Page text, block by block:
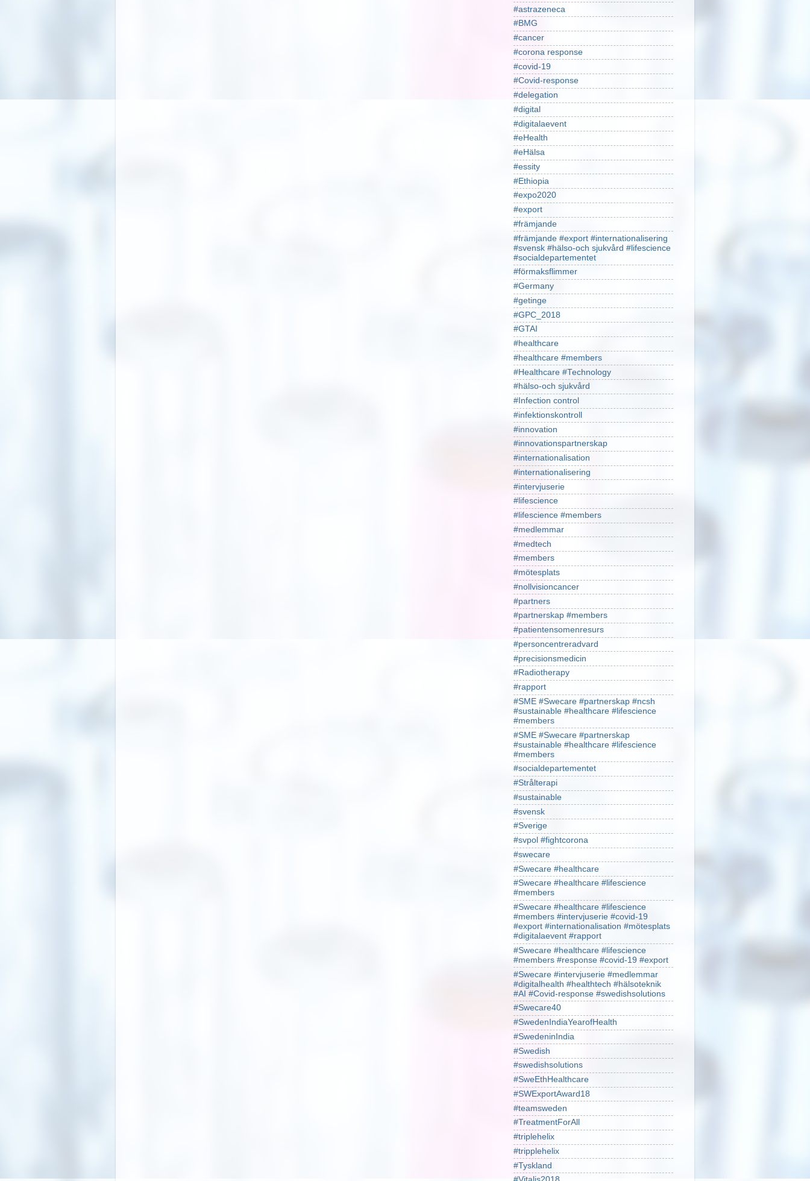
#astrazeneca
#BMG
#cancer
#corona response
#covid-19
#Covid-response
#delegation
#digital
#digitalaevent
#eHealth
#eHälsa
#essity
#Ethiopia
#expo2020
#export
#främjande
#främjande #export #internationalisering
#svensk #hälso-och sjukvård #lifescience
#socialdepartementet
#förmaksflimmer
#Germany
#getinge
#GPC_2018
#GTAI
#healthcare
#healthcare #members
#Healthcare #Technology
#hälso-och sjukvård
#Infection control
#infektionskontroll
#innovation
#innovationspartnerskap
#internationalisation
#internationalisering
#intervjuserie
#lifescience
#lifescience #members
#medlemmar
#medtech
#members
#mötesplats
#nollvisioncancer
#partners
#partnerskap #members
#patientensomenresurs
#personcentreradvard
#precisionsmedicin
#Radiotherapy
#rapport
#SME #Swecare #partnerskap #ncsh
#sustainable #healthcare #lifescience
#members
#SME #Swecare #partnerskap
#sustainable #healthcare #lifescience
#members
#socialdepartementet
#Strålterapi
#sustainable
#svensk
#Sverige
#svpol #fightcorona
#swecare
#Swecare #healthcare
#Swecare #healthcare #lifescience
#members
#Swecare #healthcare #lifescience
#members #intervjuserie #covid-19
#export #internationalisation #mötesplats
#digitalaevent #rapport
#Swecare #healthcare #lifescience
#members #response #covid-19 #export
#Swecare #intervjuserie #medlemmar
#digitalhealth #healthtech #hälsoteknik
#AI #Covid-response #swedishsolutions
#Swecare40
#SwedenIndiaYearofHealth
#SwedeninIndia
#Swedish
#swedishsolutions
#SweEthHealthcare
#SWExportAward18
#teamsweden
#TreatmentForAll
#triplehelix
#tripplehelix
#Tyskland